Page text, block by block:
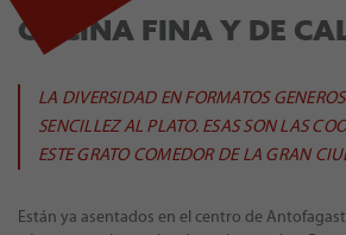
COCINA FINA Y DE
LA DIVERSIDAD EN FORMATOS
SENCILLEZ AL PLATO. ESAS SON LAS
ESTE GRATO COMEDOR DE LA GRAN
Están ya asentados en el centro de